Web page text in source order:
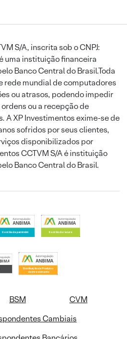
S/A, inscrita sob o CNPJ:
instituição financeira
Banco Central do Brasil.Toda
rede mundial de computadores
ou atrasos, podendo impedir
ou a recepção de
A XP Investimentos exime-se de
sofridos por seus clientes,
disponibilizados por
CCTVM S/A é instituição
Banco Central do Brasil.
BSM
CVM
Cambiais